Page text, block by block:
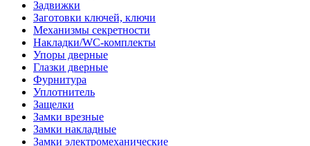
Задвижки
Заготовки ключей, ключи
Механизмы секретности
Накладки/WC-комплекты
Упоры дверные
Глазки дверные
Фурнитура
Уплотнитель
Защелки
Замки врезные
Замки накладные
Замки электромеханические